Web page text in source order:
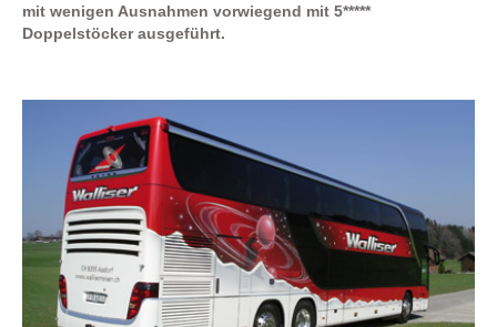
mit wenigen Ausnahmen vorwiegend mit 5*****
Doppelstöcker ausgeführt.